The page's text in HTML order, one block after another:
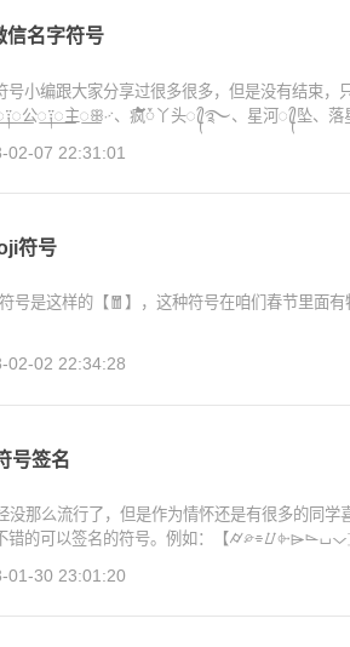
信名字符号
号小编跟大家分享过很多很多，但是没有结束，
꯭༑꯭公꯭༑꯭主꯭ꕥ࿚、疯້໌ᮩ丫头ꦿ᭄࿐、星河ꦿ᭄坠、
02-07 22:31:01
符号
号是这样的【🧧】，这种符号在咱们春节里面
02-02 22:34:28
号签名
没那么流行了，但是作为情怀还是有很多的同
错的可以签名的符号。例如：【
01-30 23:01:20